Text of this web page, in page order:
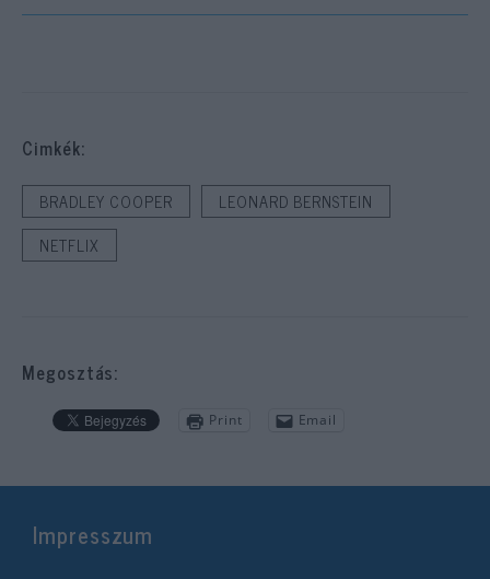
Cimkék:
BRADLEY COOPER
LEONARD BERNSTEIN
NETFLIX
Megosztás:
Print Email
Impresszum